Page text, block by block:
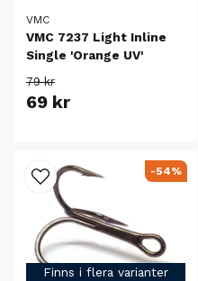
VMC
VMC 7237 Light Inline
Single 'Orange UV'
79 kr
69 kr
Finns i flera varianter
-54%